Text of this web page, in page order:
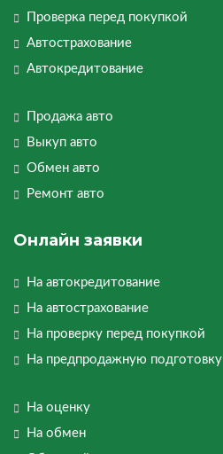
Проверка перед покупкой
Автострахование
Автокредитование
Продажа авто
Выкуп авто
Обмен авто
Ремонт авто
Онлайн заявки
На автокредитование
На автострахование
На проверку перед покупкой
На предпродажную подготовку
На оценку
На обмен